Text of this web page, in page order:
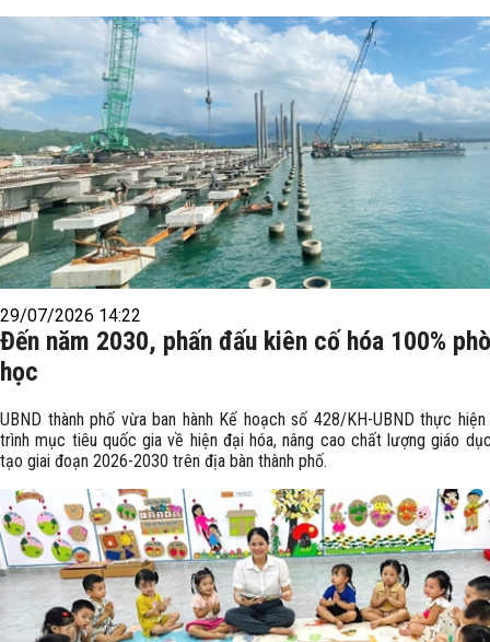
29/07/2026 14:22
Đến năm 2030, phấn đấu kiên cố hóa 100%
học
UBND thành phố vừa ban hành Kế hoạch số 428/KH-UBND thực hiện
trình mục tiêu quốc gia về hiện đại hóa, nâng cao chất lượng giáo
tạo giai đoạn 2026-2030 trên địa bàn thành phố.